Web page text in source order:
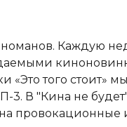
Каждую
того стоит»
В "Кина не